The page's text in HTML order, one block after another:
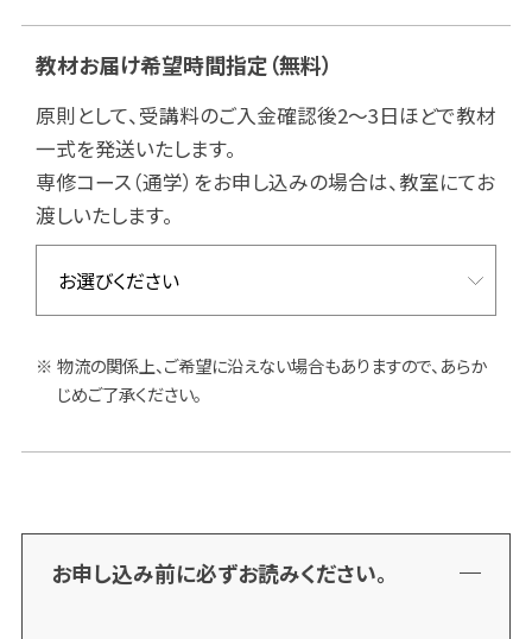
教材お届け希望時間指定（無料）
原則として、受講料のご入金確認後2～3日ほどで教材
一式を発送いたします。
専修コース（通学）をお申し込みの場合は、教室にてお
渡しいたします。
物流の関係上、ご希望に沿えない場合もありますので、あらか
じめご了承ください。
お申し込み前に必ずお読みください。